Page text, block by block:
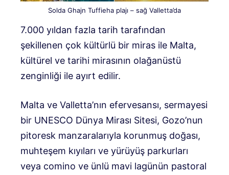
Solda Ghajn Tuffieha plajı – sağ Valletta’da
7.000 yıldan fazla tarih tarafından
şekillenen çok kültürlü bir miras ile Malta,
kültürel ve tarihi mirasının olağanüstü
zenginliği ile ayırt edilir.
Malta ve Valletta’nın efervesansı, sermayesi
bir UNESCO Dünya Mirası Sitesi, Gozo’nun
pitoresk manzaralarıyla korunmuş doğası,
muhteşem kıyıları ve yürüyüş parkurları
veya comino ve ünlü mavi lagünün pastoral